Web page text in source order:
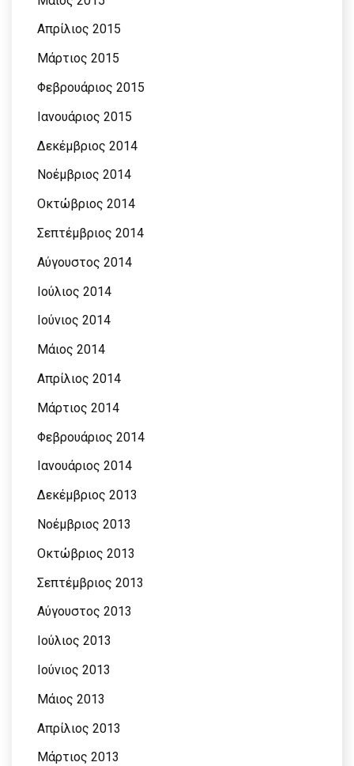
Απρίλιος 2015
Μάρτιος 2015
Φεβρουάριος 2015
Ιανουάριος 2015
Δεκέμβριος 2014
Νοέμβριος 2014
Οκτώβριος 2014
Σεπτέμβριος 2014
Αύγουστος 2014
Ιούλιος 2014
Ιούνιος 2014
Μάιος 2014
Απρίλιος 2014
Μάρτιος 2014
Φεβρουάριος 2014
Ιανουάριος 2014
Δεκέμβριος 2013
Νοέμβριος 2013
Οκτώβριος 2013
Σεπτέμβριος 2013
Αύγουστος 2013
Ιούλιος 2013
Ιούνιος 2013
Μάιος 2013
Απρίλιος 2013
Μάρτιος 2013